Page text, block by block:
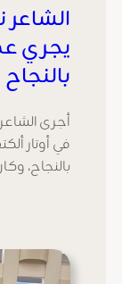
يجري
بالنجاح
أجرى
في أوتار
بالنجاح،